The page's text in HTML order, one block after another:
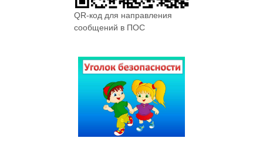
QR-код для направления
сообщений в ПОС